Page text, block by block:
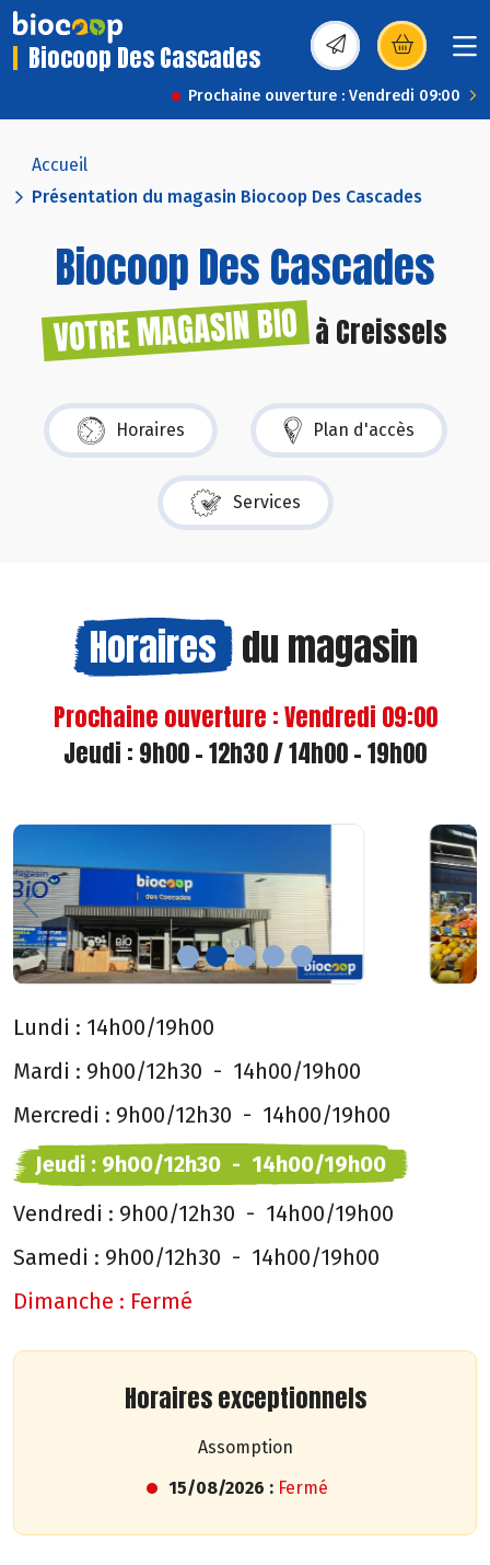
Biocoop Des Cascades (s’ouvre dans une
Prochaine ouverture : Vendredi 09:00
Accueil
Présentation du magasin Biocoop Des Cascades
Biocoop Des Cascades
VOTRE MAGASIN BIO à Creissels
Horaires Plan d'accès
Services
Horaires du magasin
Prochaine ouverture : Vendredi 09:00
Jeudi : 9h00 - 12h30 / 14h00 - 19h00
Previous
Lundi : 14h00/19h00
Mardi : 9h00/12h30 - 14h00/19h00
Mercredi : 9h00/12h30 - 14h00/19h00
Jeudi : 9h00/12h30 - 14h00/19h00
Vendredi : 9h00/12h30 - 14h00/19h00
Samedi : 9h00/12h30 - 14h00/19h00
Dimanche : Fermé
Horaires exceptionnels
Assomption
15/08/2026 : Fermé